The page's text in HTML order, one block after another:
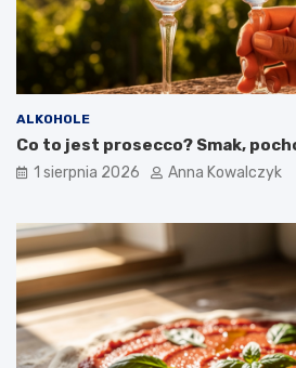
ALKOHOLE
Co to jest prosecco? Smak,
1 sierpnia 2026 Anna Kowalczyk